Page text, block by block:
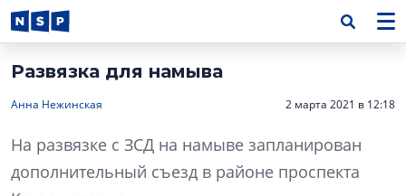
Развязка для намыва
Анна Нежинская 2 марта 2021 в 12:18
На развязке с ЗСД на намыве запланирован
дополнительный съезд в районе проспекта